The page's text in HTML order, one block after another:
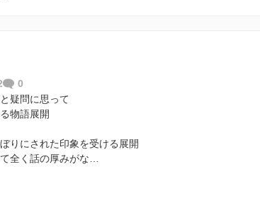
0
疑問に思って
物語展開
りにされた印象を受ける展開
全く話の厚みがな…